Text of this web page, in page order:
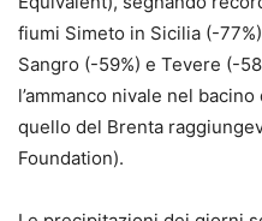
fiumi Simeto in Sicilia (-
Sangro (-59%) e Tevere (-
l’ammanco nivale nel
quello del Brenta
Foundation).